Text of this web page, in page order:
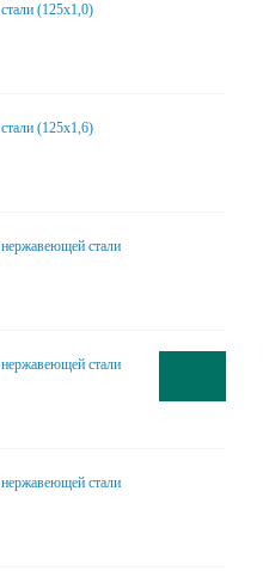
(125x1,0)
(125x1,6)
стали
стали
стали